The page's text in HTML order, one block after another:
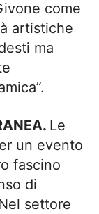
come
artistiche
ma
Le
un evento
fascino
di
settore